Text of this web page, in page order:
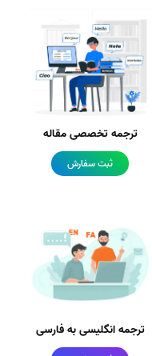
ترجمه تخصصی مقاله
ثبت سفارش
ترجمه انگلیسی به فارسی